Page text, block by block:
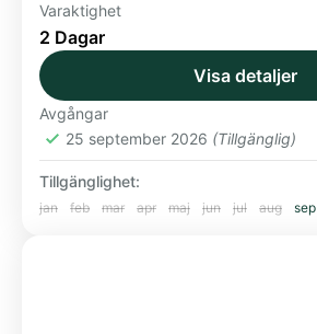
Elite Hotel Mimer
Boka senast 24.8!
Varaktighet
2 Dagar
Visa detaljer
Avgångar
25 september 2026 (Tillgänglig)
Tillgänglighet:
jan feb mar apr maj jun jul aug sep